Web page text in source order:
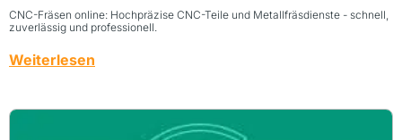
CNC-Fräsen online: Hochpräzise CNC-Teile und Metallfräsdienste - schnell,
zuverlässig und professionell.
Weiterlesen